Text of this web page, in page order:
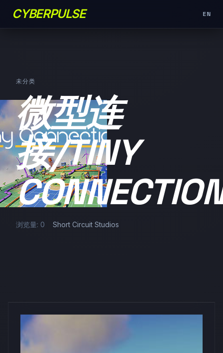
CYBERPULSE EN
未分类
微型连
接/TINY
浏览量: 0 Short Circuit Studios